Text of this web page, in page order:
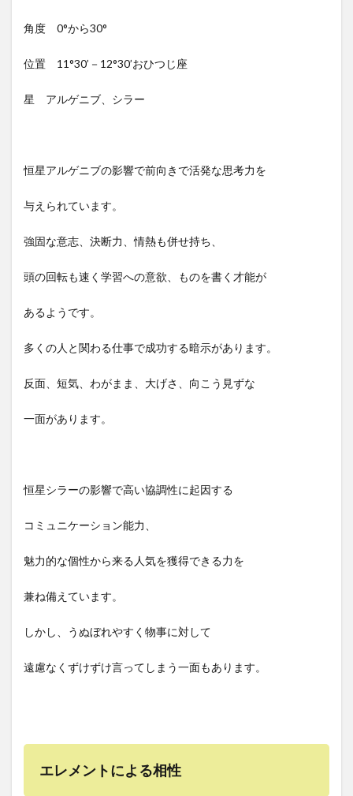
角度 0°から30°
位置 11°30’－12°30’おひつじ座
星 アルゲニブ、シラー
恒星アルゲニブの影響で前向きで活発な思考力を
与えられています。
強固な意志、決断力、情熱も併せ持ち、
頭の回転も速く学習への意欲、ものを書く才能が
あるようです。
多くの人と関わる仕事で成功する暗示があります。
反面、短気、わがまま、大げさ、向こう見ずな
一面があります。
恒星シラーの影響で高い協調性に起因する
コミュニケーション能力、
魅力的な個性から来る人気を獲得できる力を
兼ね備えています。
しかし、うぬぼれやすく物事に対して
遠慮なくずけずけ言ってしまう一面もあります。
エレメントによる相性